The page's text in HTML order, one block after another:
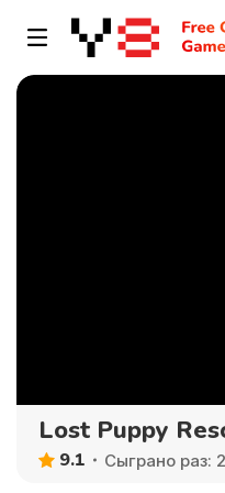
Lost Puppy
9.1 Сыграно раз: